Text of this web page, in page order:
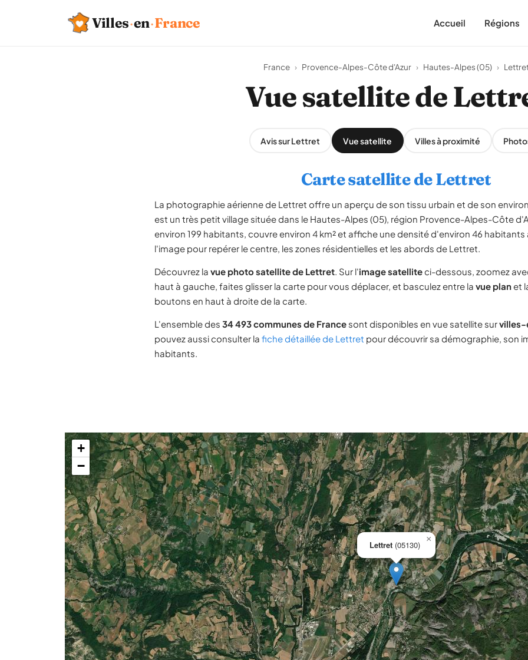
Villes·en·France Accueil Régions
France › Provence-Alpes-Côte d'Azur › Hautes-Alpes (05) ›
Vue satellite de
Avis sur Lettret Vue satellite Villes à proximité
Carte satellite de Lettret
La photographie aérienne de Lettret offre un aperçu de son tissu urbain et de son
est un très petit village située dans le Hautes-Alpes (05), région Provence-Alpes-Côte
environ 199 habitants, couvre environ 4 km² et affiche une densité d'environ 46 habitants
l'image pour repérer le centre, les zones résidentielles et les abords de Lettret.
Découvrez la vue photo satellite de Lettret. Sur l'image satelliteci-dessous, zoomez
haut à gauche, faites glisser la carte pour vous déplacer, et basculez entre la vue planet
boutons en haut à droite de la carte.
L'ensemble des 34 493 communes de France sont disponibles en vue satellite sur
pouvez aussi consulter la fiche détaillée de Lettret pour découvrir sa démographie, son
habitants.
Lettret (05130)
×
+
−